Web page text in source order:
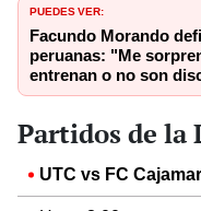
PUEDES VER:
Facundo Morando
peruanas: "Me
entrenan o no son
Partidos de la
UTC vs FC